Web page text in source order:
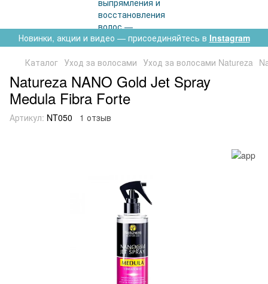
Новинки, акции и видео — присоединяйтесь в Instagram
Каталог Уход за волосами Уход за волосами Natureza
Natureza NANO Gold Jet Spray
Medula Fibra Forte
Артикул: NT050 1 отзыв